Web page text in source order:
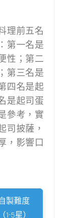
理前五名
第一名是
性；第二
第三名是
四名是起
是起司蛋
參考，實
司披薩，
，影響口
製難度
（1-5星）